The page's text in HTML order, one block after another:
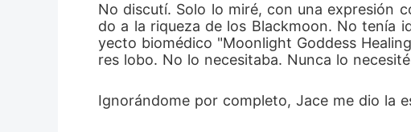
No discutí. Solo lo miré, con una expresión
do a la riqueza de los Blackmoon. No tenía
yecto biomédico "Moonlight Goddess
res lobo. No lo necesitaba. Nunca lo
Ignorándome por completo, Jace me dio la